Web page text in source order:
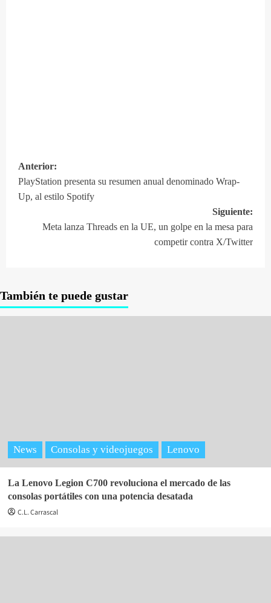
Navegación
de
Anterior:
PlayStation presenta su resumen anual denominado Wrap-
Up, al estilo Spotify
Siguiente:
Meta lanza Threads en la UE, un golpe en la mesa para
competir contra X/Twitter
También te puede gustar
News Consolas y videojuegos Lenovo
La Lenovo Legion C700 revoluciona el mercado de las
consolas portátiles con una potencia desatada
C.L. Carrascal